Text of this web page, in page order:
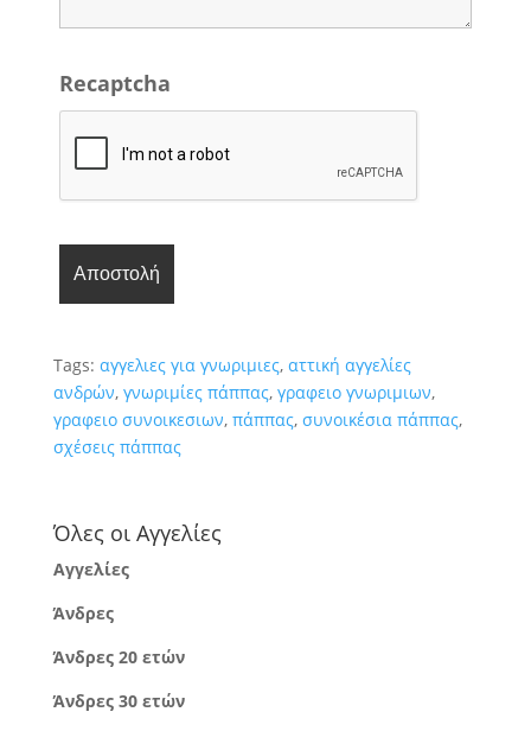
Recaptcha
Tags: αγγελιες για γνωριμιες, αττική αγγελίες
ανδρών, γνωριμίες πάππας, γραφειο γνωριμιων,
γραφειο συνοικεσιων, πάππας, συνοικέσια πάππας,
σχέσεις πάππας
Όλες οι Αγγελίες
Αγγελίες
Άνδρες
Άνδρες 20 ετών
Άνδρες 30 ετών